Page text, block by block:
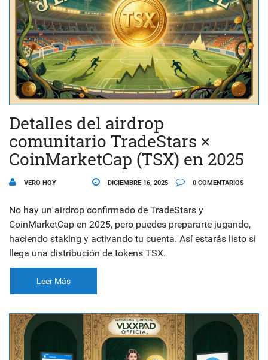
Detalles del airdrop
comunitario TradeStars ×
CoinMarketCap (TSX) en 2025
VERO HOY DICIEMBRE 16, 2025 0 COMENTARIOS
No hay un airdrop confirmado de TradeStars y
CoinMarketCap en 2025, pero puedes prepararte jugando,
haciendo staking y activando tu cuenta. Así estarás listo si
llega una distribución de tokens TSX.
Leer Más